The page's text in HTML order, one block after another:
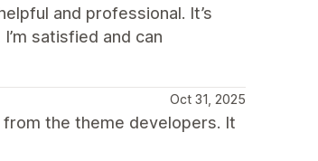
and professional. It’s
satisfied and can
Oct 31, 2025
the theme developers. It